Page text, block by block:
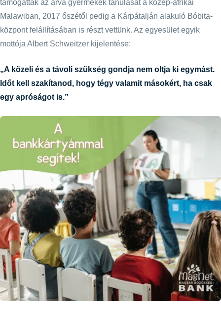
támogatták az árva gyermekek tanulását a közép-afrikai
Malawiban, 2017 őszétől pedig a Kárpátalján alakuló Bóbita-
központ felállításában is részt vettünk. Az egyesület egyik
mottója Albert Schweitzer kijelentése:
„A közeli és a távoli szükség gondja nem oltja ki egymást.
Időt kell szakítanod, hogy tégy valamit másokért, ha csak
egy apróságot is.”